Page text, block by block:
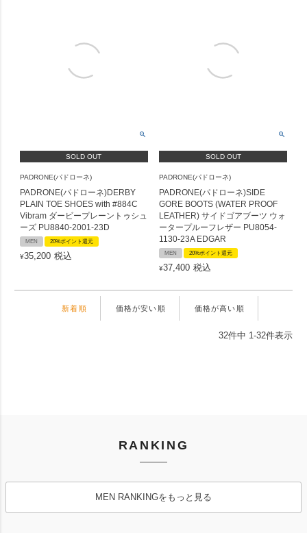
SOLD OUT
PADRONE(パドローネ)
PADRONE(パドローネ)DERBY
PLAIN TOE SHOES with #884C
Vibram ダービープレーントゥシュ
ーズ PU8840-2001-23D
MEN 20%ポイント還元
¥35,200 税込
SOLD OUT
PADRONE(パドローネ)
PADRONE(パドローネ)SIDE
GORE BOOTS (WATER PROOF
LEATHER) サイドゴアブーツ ウォ
ータープルーフレザー PU8054-
1130-23A EDGAR
MEN 20%ポイント還元
¥37,400 税込
新着順 価格が安い順 価格が高い順
32件中 1-32件表示
RANKING
MEN RANKINGをもっと見る